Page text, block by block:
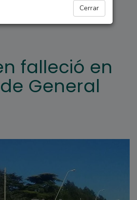
Cerrar
falleció en
General